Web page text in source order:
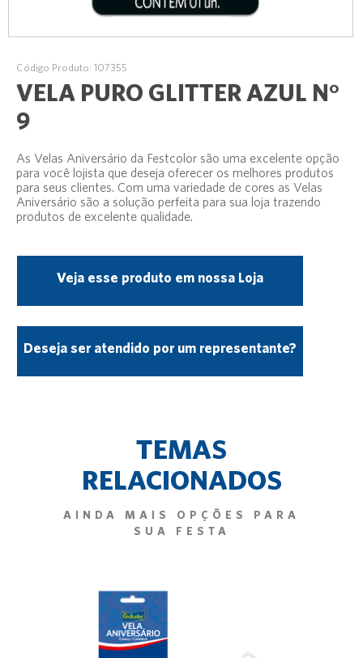
Código Produto: 107355
VELA PURO GLITTER AZUL N°
9
As Velas Aniversário da Festcolor são uma excelente opção
para você lojista que deseja oferecer os melhores produtos
para seus clientes. Com uma variedade de cores as Velas
Aniversário são a solução perfeita para sua loja trazendo
produtos de excelente qualidade.
Veja esse produto em nossa Loja
Deseja ser atendido por um representante?
TEMAS
RELACIONADOS
AINDA MAIS OPÇÕES PARA
SUA FESTA